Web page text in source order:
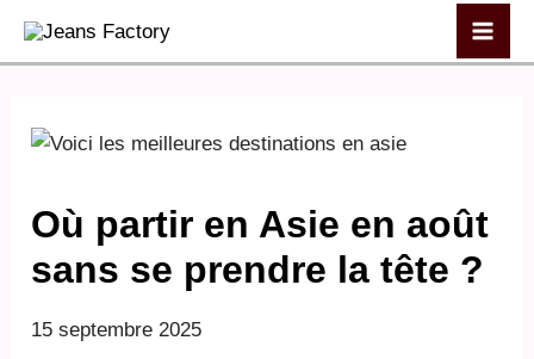
Où partir en Asie en août
sans se prendre la tête ?
15 septembre 2025